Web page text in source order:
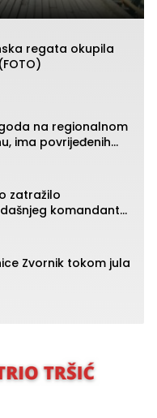
regata okupila
na regionalnom
ima povrijeđenih
zatražilo
komandanta
Zvornik tokom jula